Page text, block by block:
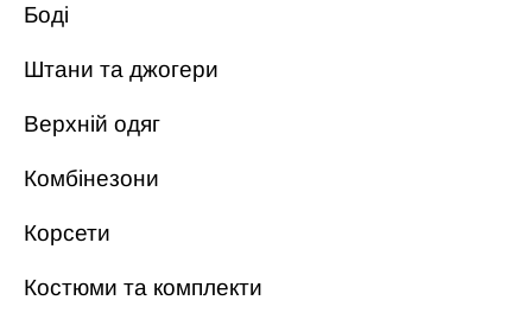
Боді
Штани та джогери
Верхній одяг
Комбінезони
Корсети
Костюми та комплекти